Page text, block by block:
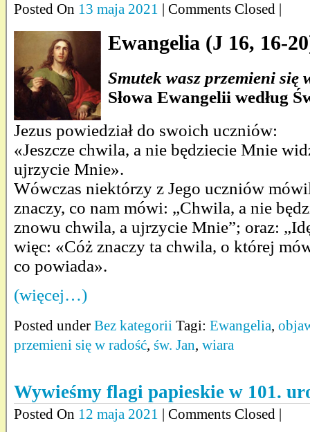
Posted On 13 maja 2021 | Comments Closed |
Ewangelia (J 16, 16-
Smutek wasz przemieni się
Słowa Ewangelii według
Jezus powiedział do swoich uczniów:
«Jeszcze chwila, a nie będziecie Mnie
ujrzycie Mnie».
Wówczas niektórzy z Jego uczniów
znaczy, co nam mówi: „Chwila, a nie
znowu chwila, a ujrzycie Mnie”; oraz:
więc: «Cóż znaczy ta chwila, o której
co powiada».
(więcej…)
Posted under Bez kategorii Tagi: Ewangelia,
przemieni się w radość, św. Jan, wiara
Wywieśmy flagi papieskie w 101.
Posted On 12 maja 2021 | Comments Closed |